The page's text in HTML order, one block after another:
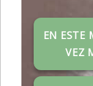
EN ESTE
VEZ